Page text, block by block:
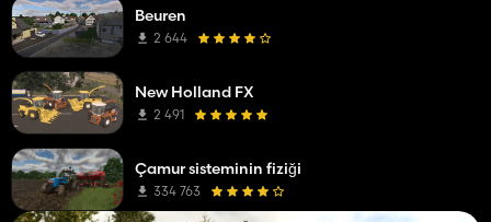
Beuren
2 644
New Holland FX
2 491
Çamur sisteminin fiziği
334 763